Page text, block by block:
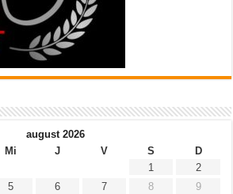
august 2026
Mi J V S
D
1
2
5 6 7 8
9